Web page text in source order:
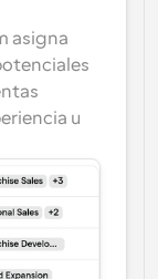
asigna
u